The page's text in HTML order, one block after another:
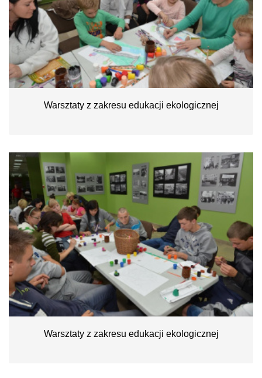
Warsztaty z zakresu edukacji ekologicznej
Warsztaty z zakresu edukacji ekologicznej